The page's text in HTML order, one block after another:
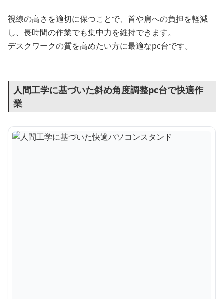
視線の高さを適切に保つことで、首や肩への負担を軽減
し、長時間の作業でも集中力を維持できます。
デスクワークの質を高めたい方に最適なpc台です。
人間工学に基づいた斜め角度調整pc台で快適作
業